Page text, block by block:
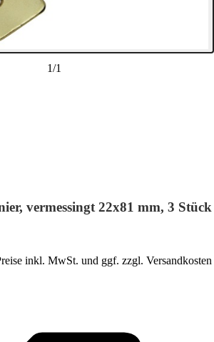
1/1
vermessingt 22x81 mm, 3 Stück
inkl. MwSt. und ggf. zzgl. Versandkosten